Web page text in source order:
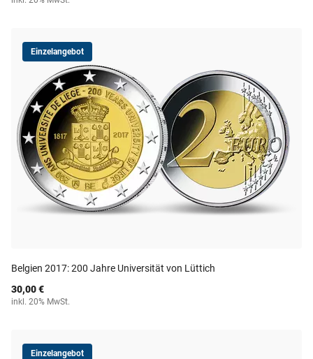
Einzelangebot
Belgien 2017: 200 Jahre Universität von Lüttich
30,00 €
inkl. 20% MwSt.
Einzelangebot